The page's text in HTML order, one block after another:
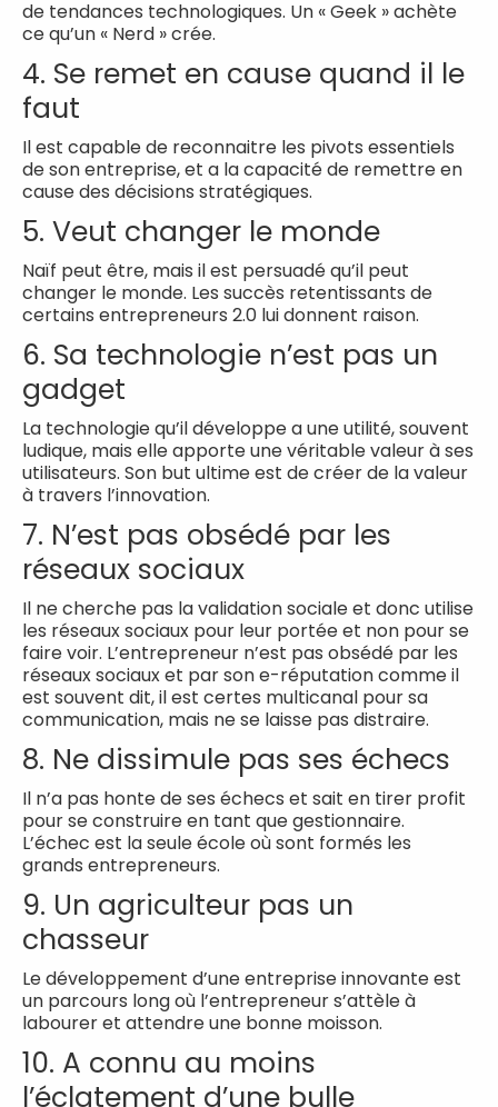
de tendances technologiques. Un « Geek » achète
ce qu’un « Nerd » crée.
4. Se remet en cause quand il le
faut
Il est capable de reconnaitre les pivots essentiels
de son entreprise, et a la capacité de remettre en
cause des décisions stratégiques.
5. Veut changer le monde
Naïf peut être, mais il est persuadé qu’il peut
changer le monde. Les succès retentissants de
certains entrepreneurs 2.0 lui donnent raison.
6. Sa technologie n’est pas un
gadget
La technologie qu’il développe a une utilité, souvent
ludique, mais elle apporte une véritable valeur à ses
utilisateurs. Son but ultime est de créer de la valeur
à travers l’innovation.
7. N’est pas obsédé par les
réseaux sociaux
Il ne cherche pas la validation sociale et donc utilise
les réseaux sociaux pour leur portée et non pour se
faire voir. L’entrepreneur n’est pas obsédé par les
réseaux sociaux et par son e-réputation comme il
est souvent dit, il est certes multicanal pour sa
communication, mais ne se laisse pas distraire.
8. Ne dissimule pas ses échecs
Il n’a pas honte de ses échecs et sait en tirer profit
pour se construire en tant que gestionnaire.
L’échec est la seule école où sont formés les
grands entrepreneurs.
9. Un agriculteur pas un
chasseur
Le développement d’une entreprise innovante est
un parcours long où l’entrepreneur s’attèle à
labourer et attendre une bonne moisson.
10. A connu au moins
l’éclatement d’une bulle